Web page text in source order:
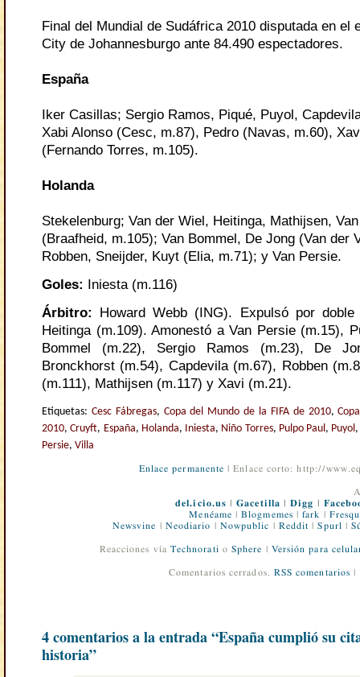
Final del Mundial de Sudáfrica 2010 disputada en el
City de Johannesburgo ante 84.490 espectadores.
España
Iker Casillas; Sergio Ramos, Piqué, Puyol,
Xabi Alonso (Cesc, m.87), Pedro (Navas, m.60),
(Fernando Torres, m.105).
Holanda
Stekelenburg; Van der Wiel, Heitinga, Mathijsen,
(Braafheid, m.105); Van Bommel, De Jong (Van der
Robben, Sneijder, Kuyt (Elia, m.71); y Van Persie.
Goles:
Iniesta (m.116)
Árbitro:
Howard Webb (ING). Expulsó por doble
Heitinga (m.109). Amonestó a Van Persie (m.15),
Bommel (m.22), Sergio Ramos (m.23), De
Bronckhorst (m.54), Capdevila (m.67), Robben
(m.111), Mathijsen (m.117) y Xavi (m.21).
Etiquetas: Cesc Fábregas, Copa del Mundo de la FIFA de 2010,
2010,Cruyft, España, Holanda, Iniesta, Niño Torres, Pulpo Paul, Puyol
Persie, Villa
Enlace permanente | Enlace corto: http://
del.icio.us |Gacetilla |Digg
Menéame |Blogmemes |fark
Newsvine
Neodiario Nowpublic Reddit |Spurl |
Reacciones vía Technorati o Sphere Versión para
Comentarios cerrados. RSS comentarios |
4 comentarios a la entrada “España cumplió su
historia”